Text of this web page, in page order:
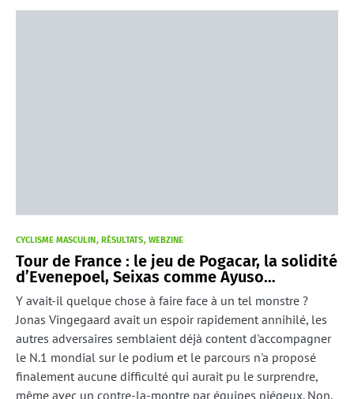
CYCLISME MASCULIN RÉSULTATS WEBZINE
Tour de France : le jeu de Pogacar, la solidité
d’Evenepoel, Seixas comme Ayuso…
Y avait-il quelque chose à faire face à un tel monstre ?
Jonas Vingegaard avait un espoir rapidement annihilé, les
autres adversaires semblaient déjà content d'accompagner
le N.1 mondial sur le podium et le parcours n'a proposé
finalement aucune difficulté qui aurait pu le surprendre,
même avec un contre-la-montre par équipes piégeux. Non,